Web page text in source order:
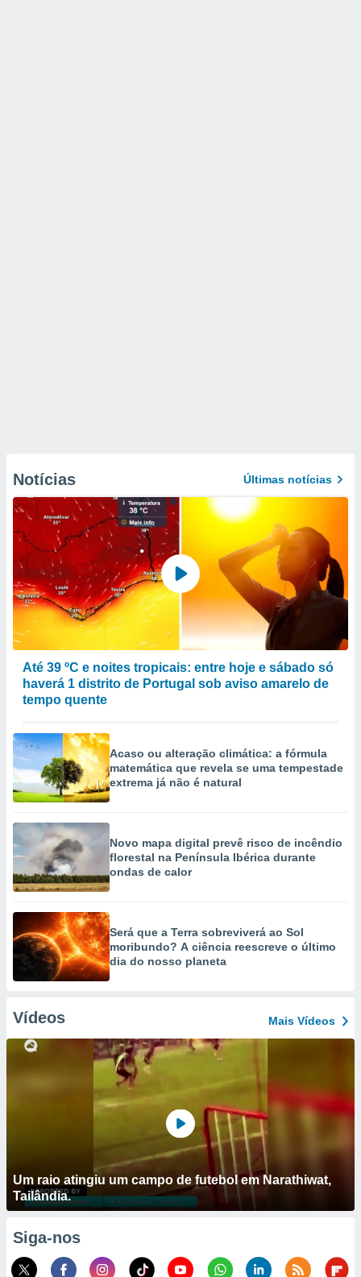
Notícias Últimas notícias
Até 39 ºC e noites tropicais: entre hoje e sábado só
haverá 1 distrito de Portugal sob aviso amarelo de
tempo quente
Acaso ou alteração climática: a fórmula
matemática que revela se uma tempestade
extrema já não é natural
Novo mapa digital prevê risco de incêndio
florestal na Península Ibérica durante
ondas de calor
Será que a Terra sobreviverá ao Sol
moribundo? A ciência reescreve o último
dia do nosso planeta
Vídeos Mais Vídeos
Um raio atingiu um campo de futebol em Narathiwat,
Tailândia.
Siga-nos